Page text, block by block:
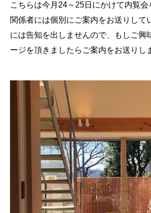
こちらは今月24～25日にかけて内覧会
関係者には個別にご案内をお送りして
には告知を出しませんので、もしご興
ージを頂きましたらご案内をお送りし